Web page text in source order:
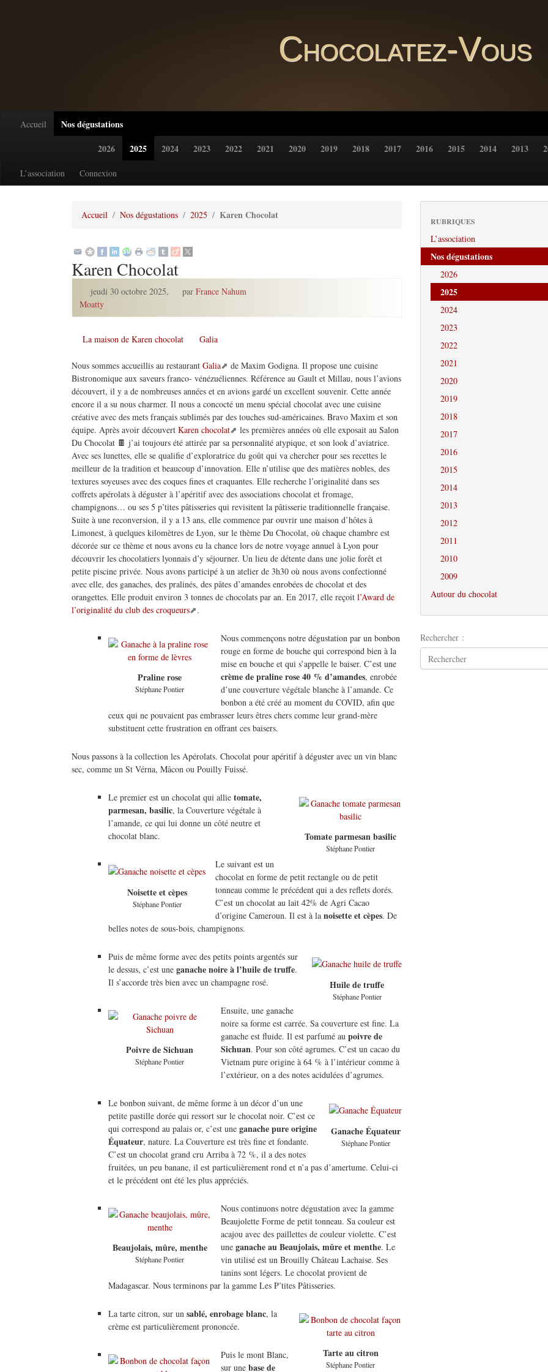
Chocolatez-Vous
Accueil
Nos dégustations
2026
2025 2024 2023 2022 2021 2020 2019 2018 2017 2016 2015 2014 2013
L’association Connexion
Accueil Nos dégustations 2025 Karen Chocolat
Karen Chocolat
jeudi 30 octobre 2025, par France Nahum
Moatty
La maison de Karen chocolat Galia
Nous sommes accueillis au restaurant Galia
de Maxim Godigna. Il propose une cuisine
Bistronomique aux saveurs franco- vénézuéliennes. Référence au Gault et Millau, nous l’avions
découvert, il y a de nombreuses années et en avions gardé un excellent souvenir. Cette année
encore il a su nous charmer. Il nous a concocté un menu spécial chocolat avec une cuisine
créative avec des mets français sublimés par des touches sud-américaines. Bravo Maxim et son
équipe. Après avoir découvert Karen chocolat
les premières années où elle exposait au Salon
Du Chocolat 🍫 j’ai toujours été attirée par sa personnalité atypique, et son look d’aviatrice.
Avec ses lunettes, elle se qualifie d’exploratrice du goût qui va chercher pour ses recettes le
meilleur de la tradition et beaucoup d’innovation. Elle n’utilise que des matières nobles, des
textures soyeuses avec des coques fines et craquantes. Elle recherche l’originalité dans ses
coffrets apérolats à déguster à l’apéritif avec des associations chocolat et fromage,
champignons… ou ses 5 p’tites pâtisseries qui revisitent la pâtisserie traditionnelle française.
Suite à une reconversion, il y a 13 ans, elle commence par ouvrir une maison d’hôtes à
Limonest, à quelques kilomètres de Lyon, sur le thème Du Chocolat, où chaque chambre est
décorée sur ce thème et nous avons eu la chance lors de notre voyage annuel à Lyon pour
découvrir les chocolatiers lyonnais d’y séjourner. Un lieu de détente dans une jolie forêt et
petite piscine privée. Nous avons participé à un atelier de 3h30 où nous avons confectionné
avec elle, des ganaches, des pralinés, des pâtes d’amandes enrobées de chocolat et des
orangettes. Elle produit environ 3 tonnes de chocolats par an. En 2017, elle reçoit l’Award de
l’originalité du club des croqueurs
.
Praline rose
Stéphane Pontier
Nous commençons notre dégustation par un bonbon
rouge en forme de bouche qui correspond bien à la
mise en bouche et qui s’appelle le baiser. C’est une
crème de praline rose 40 % d’amandes, enrobée
d’une couverture végétale blanche à l’amande. Ce
bonbon a été créé au moment du COVID, afin que
ceux qui ne pouvaient pas embrasser leurs êtres chers comme leur grand-mère
substituent cette frustration en offrant ces baisers.
Nous passons à la collection les Apérolats. Chocolat pour apéritif à déguster avec un vin blanc
sec, comme un St Vérna, Mâcon ou Pouilly Fuissé.
Tomate parmesan basilic
Stéphane Pontier
Le premier est un chocolat qui allie tomate,
parmesan, basilic, la Couverture végétale à
l’amande, ce qui lui donne un côté neutre et
chocolat blanc.
Noisette et cèpes
Stéphane Pontier
Le suivant est un
chocolat en forme de petit rectangle ou de petit
tonneau comme le précédent qui a des reflets dorés.
C’est un chocolat au lait 42% de Agri Cacao
d’origine Cameroun. Il est à la noisette et cèpes. De
belles notes de sous-bois, champignons.
Huile de truffe
Stéphane Pontier
Puis de même forme avec des petits points argentés sur
le dessus, c’est une ganache noire à l’huile de truffe.
Il s’accorde très bien avec un champagne rosé.
Poivre de Sichuan
Stéphane Pontier
Ensuite, une ganache
noire sa forme est carrée. Sa couverture est fine. La
ganache est fluide. Il est parfumé au poivre de
Sichuan. Pour son côté agrumes. C’est un cacao du
Vietnam pure origine à 64 % à l’intérieur comme à
l’extérieur, on a des notes acidulées d’agrumes.
Ganache Équateur
Stéphane Pontier
Le bonbon suivant, de même forme à un décor d’un une
petite pastille dorée qui ressort sur le chocolat noir. C’est ce
qui correspond au palais or, c’est une ganache pure origine
Équateur, nature. La Couverture est très fine et fondante.
C’est un chocolat grand cru Arriba à 72 %, il a des notes
fruitées, un peu banane, il est particulièrement rond et n’a pas d’amertume. Celui-ci
et le précédent ont été les plus appréciés.
Beaujolais, mûre, menthe
Stéphane Pontier
Nous continuons notre dégustation avec la gamme
Beaujolette Forme de petit tonneau. Sa couleur est
acajou avec des paillettes de couleur violette. C’est
une ganache au Beaujolais, mûre et menthe. Le
vin utilisé est un Brouilly Château Lachaise. Ses
tanins sont légers. Le chocolat provient de
Madagascar. Nous terminons par la gamme Les P’tites Pâtisseries.
Tarte au citron
Stéphane Pontier
La tarte citron, sur un sablé, enrobage blanc, la
crème est particulièrement prononcée.
Puis le mont Blanc,
sur une base de
RUBRIQUES
L’association
Nos dégustations
2026
2025
2024
2023
2022
2021
2020
2019
2018
2017
2016
2015
2014
2013
2012
2011
2010
2009
Autour du chocolat
Rechercher :